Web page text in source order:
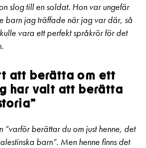
slog till en soldat. Hon var ungefär
barn jag träffade när jag var där, så
vara ett perfekt språkrör för det
att berätta om ett
har valt att berätta
”varför berättar du om just henne, det
barn”. Men henne finns det